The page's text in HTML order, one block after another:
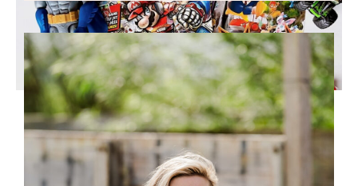
STOER Magazine
22 december 2022